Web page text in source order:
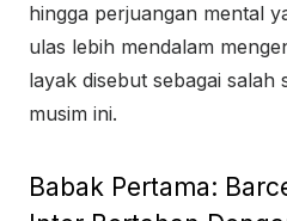
hingga perjuangan mental
ulas lebih mendalam
layak disebut sebagai salah
musim ini.
Babak Pertama: